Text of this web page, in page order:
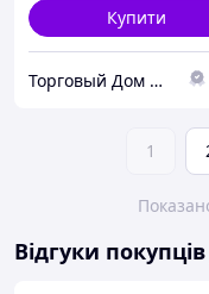
Купити
Торговый Дом Оружия
1
Відгуки покупців